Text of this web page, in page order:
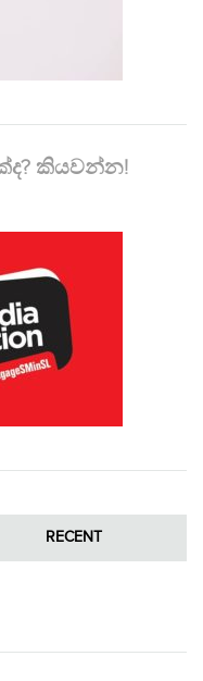
කියවන්න!
RECENT